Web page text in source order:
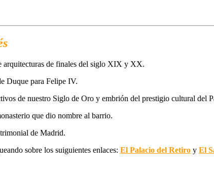
arquitecturas de finales del siglo XIX y XX.
Duque para Felipe IV.
de nuestro Siglo de Oro y embrión del prestigio cultural del
que dio nombre al barrio.
de Madrid.
sobre los suiguientes enlaces: El Palacio del Retiro y El